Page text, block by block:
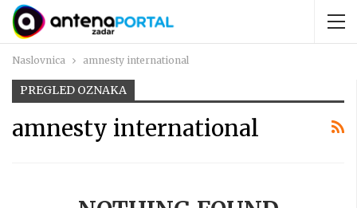
Naslovnica amnesty international
PREGLED OZNAKA
amnesty international